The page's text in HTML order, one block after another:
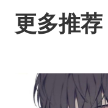
了99次亲。
娘子。”愚生
爷，神经弱
更多推荐